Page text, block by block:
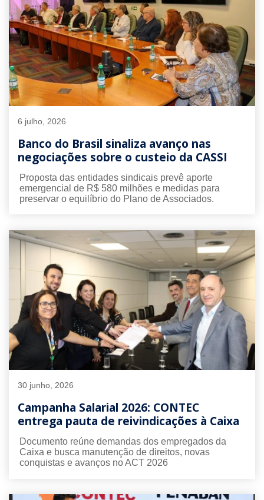
6 julho, 2026
Banco do Brasil sinaliza avanço nas
negociações sobre o custeio da CASSI
Proposta das entidades sindicais prevê aporte
emergencial de R$ 580 milhões e medidas para
preservar o equilíbrio do Plano de Associados.
30 junho, 2026
Campanha Salarial 2026: CONTEC
entrega pauta de reivindicações à Caixa
Documento reúne demandas dos empregados da
Caixa e busca manutenção de direitos, novas
conquistas e avanços no ACT 2026